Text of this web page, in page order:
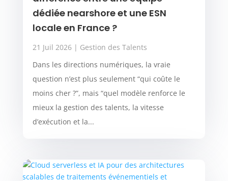
dédiée nearshore et une ESN
locale en France ?
21 Juil 2026| Gestion des Talents
Dans les directions numériques, la vraie
question n’est plus seulement “qui coûte le
moins cher ?”, mais “quel modèle renforce le
mieux la gestion des talents, la vitesse
d’exécution et la...